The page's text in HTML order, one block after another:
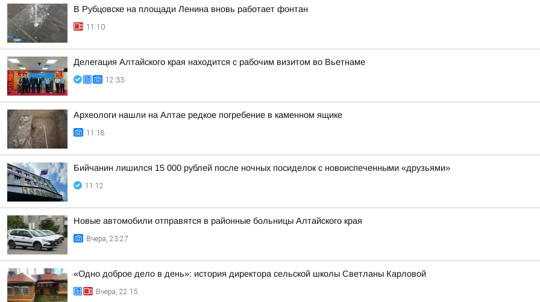
В Рубцовске на площади Ленина вновь работает фонтан
11:10
Делегация Алтайского края находится с рабочим визитом во Вьетнаме
12:33
Археологи нашли на Алтае редкое погребение в каменном ящике
11:18
Бийчанин лишился 15 000 рублей после ночных посиделок с новоиспеченными «друзьями»
11:12
Новые автомобили отправятся в районные больницы Алтайского края
Вчера, 23:27
«Одно доброе дело в день»: история директора сельской школы Светланы Карловой
Вчера, 22:15